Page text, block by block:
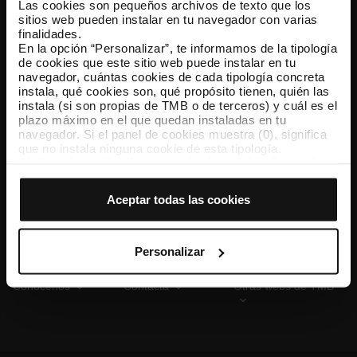
Las cookies son pequeños archivos de texto que los
sitios web pueden instalar en tu navegador con varias
finalidades.
En la opción “Personalizar”, te informamos de la tipología
de cookies que este sitio web puede instalar en tu
navegador, cuántas cookies de cada tipología concreta
instala, qué cookies son, qué propósito tienen, quién las
instala (si son propias de TMB o de terceros) y cuál es el
plazo máximo en el que quedan instaladas en tu
navegador. Si el panel de cookies muestra (0), significa
que no instala ninguna cookie de esta tipología.
que todas estas cookies se instalen en tu navegador.
tipología de cookies permite indicar si quieres que se
instalen o no las cookies de esa clase.
Una vez que hayas marcado tus preferencias, debes
hacer clic en “Seleccionar y configurar”. Así se instalarán
previamente. Te sugerimos que selecciones las cookies
de personalización, porque permiten recordar tus
opciones de navegación (como el idioma) y mejoran tu
Aceptar todas las cookies
Personalizar
TMB App
Descárgate TMB App y compra tus billetes
App Store Google Play
Conócenos Contacta Otras webs de TMB